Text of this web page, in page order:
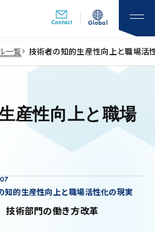
Contact Global
一覧 技術者の知的生産性向上と職場活
産性向上と職場
術部門の働き方改革
知的生産性向上と職場活性化の現実